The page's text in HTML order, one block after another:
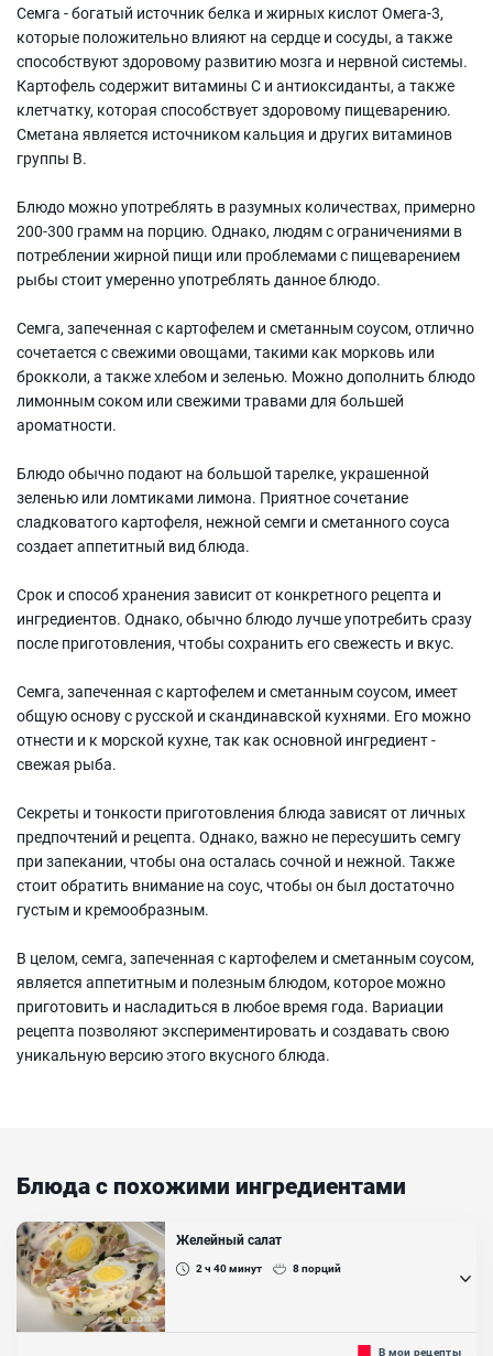
Семга - богатый источник белка и жирных кислот Омега-3,
которые положительно влияют на сердце и сосуды, а также
способствуют здоровому развитию мозга и нервной системы.
Картофель содержит витамины C и антиоксиданты, а также
клетчатку, которая способствует здоровому пищеварению.
Сметана является источником кальция и других витаминов
группы В.
Блюдо можно употреблять в разумных количествах, примерно
200-300 грамм на порцию. Однако, людям с ограничениями в
потреблении жирной пищи или проблемами с пищеварением
рыбы стоит умеренно употреблять данное блюдо.
Семга, запеченная с картофелем и сметанным соусом, отлично
сочетается с свежими овощами, такими как морковь или
брокколи, а также хлебом и зеленью. Можно дополнить блюдо
лимонным соком или свежими травами для большей
ароматности.
Блюдо обычно подают на большой тарелке, украшенной
зеленью или ломтиками лимона. Приятное сочетание
сладковатого картофеля, нежной семги и сметанного соуса
создает аппетитный вид блюда.
Срок и способ хранения зависит от конкретного рецепта и
ингредиентов. Однако, обычно блюдо лучше употребить сразу
после приготовления, чтобы сохранить его свежесть и вкус.
Семга, запеченная с картофелем и сметанным соусом, имеет
общую основу с русской и скандинавской кухнями. Его можно
отнести и к морской кухне, так как основной ингредиент -
свежая рыба.
Секреты и тонкости приготовления блюда зависят от личных
предпочтений и рецепта. Однако, важно не пересушить семгу
при запекании, чтобы она осталась сочной и нежной. Также
стоит обратить внимание на соус, чтобы он был достаточно
густым и кремообразным.
В целом, семга, запеченная с картофелем и сметанным соусом,
является аппетитным и полезным блюдом, которое можно
приготовить и насладиться в любое время года. Вариации
рецепта позволяют экспериментировать и создавать свою
уникальную версию этого вкусного блюда.
Блюда с похожими ингредиентами
Желейный салат
2 ч 40минут 8порций
В наше современное время традиционная подача салатов давно
В мои рецепты